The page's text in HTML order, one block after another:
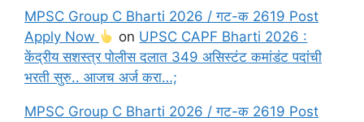
MPSC Group C Bharti 2026 / गट-क 2619 Post
Apply Now
on UPSC CAPF Bharti 2026 :
केंद्रीय सशस्त्र पोलीस दलात 349 असिस्टंट कमांडंट पदांची
भरती सुरु.. आजच अर्ज करा…;
MPSC Group C Bharti 2026 / गट-क 2619 Post